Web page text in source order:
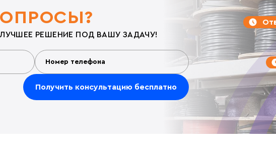
РЕШЕНИЕ ПОД ВАШУ ЗАДАЧУ!